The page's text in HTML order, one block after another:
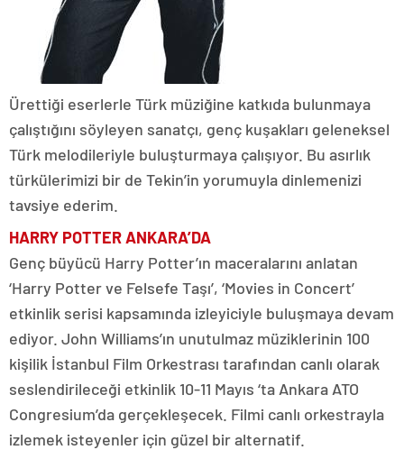
Ürettiği eserlerle Türk müziğine katkıda bulunmaya
çalıştığını söyleyen sanatçı, genç kuşakları geleneksel
Türk melodileriyle buluşturmaya çalışıyor. Bu asırlık
türkülerimizi bir de Tekin’in yorumuyla dinlemenizi
tavsiye ederim.
HARRY POTTER ANKARA’DA
Genç büyücü Harry Potter’ın maceralarını anlatan
‘Harry Potter ve Felsefe Taşı’, ‘Movies in Concert’
etkinlik serisi kapsamında izleyiciyle buluşmaya devam
ediyor. John Williams’ın unutulmaz müziklerinin 100
kişilik İstanbul Film Orkestrası tarafından canlı olarak
seslendirileceği etkinlik 10-11 Mayıs ‘ta Ankara ATO
Congresium’da gerçekleşecek. Filmi canlı orkestrayla
izlemek isteyenler için güzel bir alternatif.